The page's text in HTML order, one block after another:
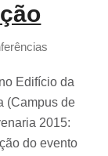
Edifício da
(Campus de
2015:
do evento